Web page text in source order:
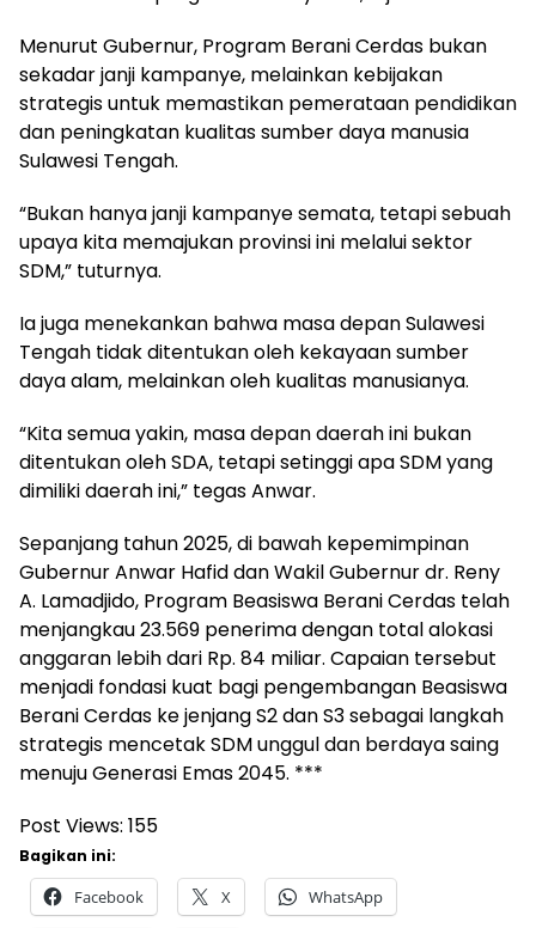
Menurut Gubernur, Program Berani Cerdas bukan
sekadar janji kampanye, melainkan kebijakan
strategis untuk memastikan pemerataan pendidikan
dan peningkatan kualitas sumber daya manusia
Sulawesi Tengah.
“Bukan hanya janji kampanye semata, tetapi sebuah
upaya kita memajukan provinsi ini melalui sektor
SDM,” tuturnya.
Ia juga menekankan bahwa masa depan Sulawesi
Tengah tidak ditentukan oleh kekayaan sumber
daya alam, melainkan oleh kualitas manusianya.
“Kita semua yakin, masa depan daerah ini bukan
ditentukan oleh SDA, tetapi setinggi apa SDM yang
dimiliki daerah ini,” tegas Anwar.
Sepanjang tahun 2025, di bawah kepemimpinan
Gubernur Anwar Hafid dan Wakil Gubernur dr. Reny
A. Lamadjido, Program Beasiswa Berani Cerdas telah
menjangkau 23.569 penerima dengan total alokasi
anggaran lebih dari Rp. 84 miliar. Capaian tersebut
menjadi fondasi kuat bagi pengembangan Beasiswa
Berani Cerdas ke jenjang S2 dan S3 sebagai langkah
strategis mencetak SDM unggul dan berdaya saing
menuju Generasi Emas 2045. ***
Post Views: 155
Bagikan ini:
Facebook X WhatsApp